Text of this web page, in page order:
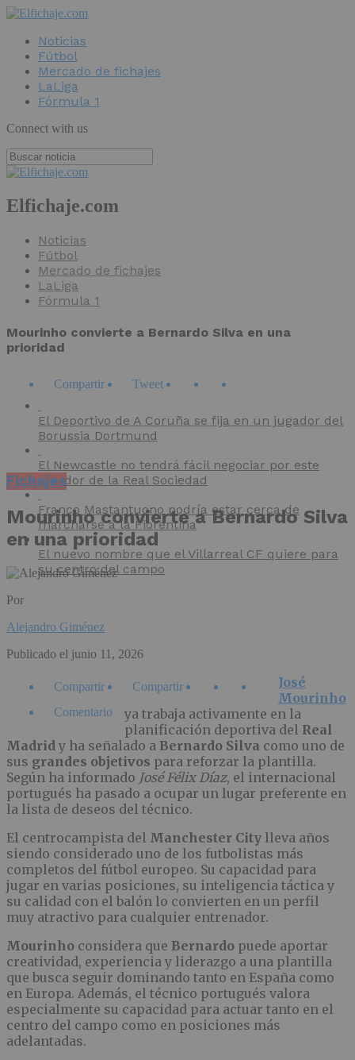
Noticias
Fútbol
Mercado de fichajes
LaLiga
Fórmula 1
Connect with us
Elfichaje.com
Noticias
Fútbol
Mercado de fichajes
LaLiga
Fórmula 1
Mourinho convierte a Bernardo Silva en una
prioridad
Compartir Tweet
El Deportivo de A Coruña se fija en un jugador del
Borussia Dortmund
El Newcastle no tendrá fácil negociar por este
jugador de la Real Sociedad
Franco Mastantuono podría estar cerca de
marcharse a la Fiorentina
El nuevo nombre que el Villarreal CF quiere para
su centro del campo
Fichajes
Mourinho convierte a Bernardo Silva
en una prioridad
Por
Alejandro Giménez
Publicado el junio 11, 2026
Compartir
Compartir
Comentario
José
Mourinho
ya trabaja activamente en la
planificación deportiva del Real
Madrid y ha señalado a Bernardo Silva como uno de
sus grandes objetivos para reforzar la plantilla.
Según ha informado José Félix Díaz, el internacional
portugués ha pasado a ocupar un lugar preferente en
la lista de deseos del técnico.
El centrocampista del Manchester City lleva años
siendo considerado uno de los futbolistas más
completos del fútbol europeo. Su capacidad para
jugar en varias posiciones, su inteligencia táctica y
su calidad con el balón lo convierten en un perfil
muy atractivo para cualquier entrenador.
Mourinho considera que Bernardo puede aportar
creatividad, experiencia y liderazgo a una plantilla
que busca seguir dominando tanto en España como
en Europa. Además, el técnico portugués valora
especialmente su capacidad para actuar tanto en el
centro del campo como en posiciones más
adelantadas.